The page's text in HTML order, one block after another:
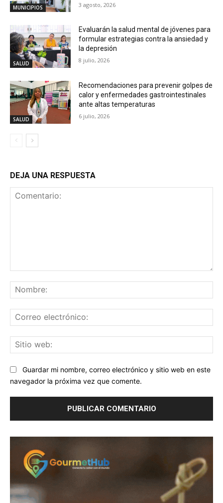
MUNICIPIOS 3 agosto, 2026
SALUD
Evaluarán la salud mental de jóvenes para
formular estrategias contra la ansiedad y
la depresión
8 julio, 2026
SALUD
Recomendaciones para prevenir golpes de
calor y enfermedades gastrointestinales
ante altas temperaturas
6 julio, 2026
DEJA UNA RESPUESTA
Guardar mi nombre, correo electrónico y sitio web en este
navegador la próxima vez que comente.